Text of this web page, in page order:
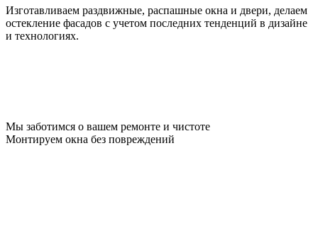
Изготавливаем раздвижные, распашные окна и двери, делаем
остекление фасадов с учетом последних тенденций в дизайне
и технологиях.
Мы заботимся о вашем ремонте и чистоте
Монтируем окна без повреждений